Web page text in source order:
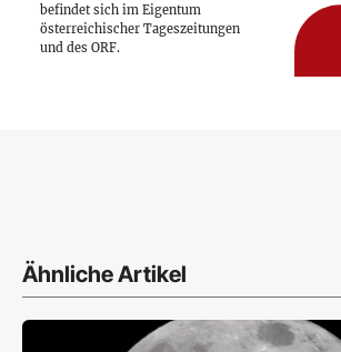
befindet sich im Eigentum
österreichischer Tageszeitungen
und des ORF.
Ähnliche Artikel